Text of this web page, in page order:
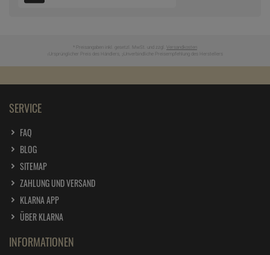
* Preisangaben inkl. gesetzl. MwSt. und zzgl. Versandkosten
Ursprünglicher Preis des Händlers, Unverbindliche Preisempfehlung des Herstellers
SERVICE
FAQ
BLOG
SITEMAP
ZAHLUNG UND VERSAND
KLARNA APP
ÜBER KLARNA
INFORMATIONEN